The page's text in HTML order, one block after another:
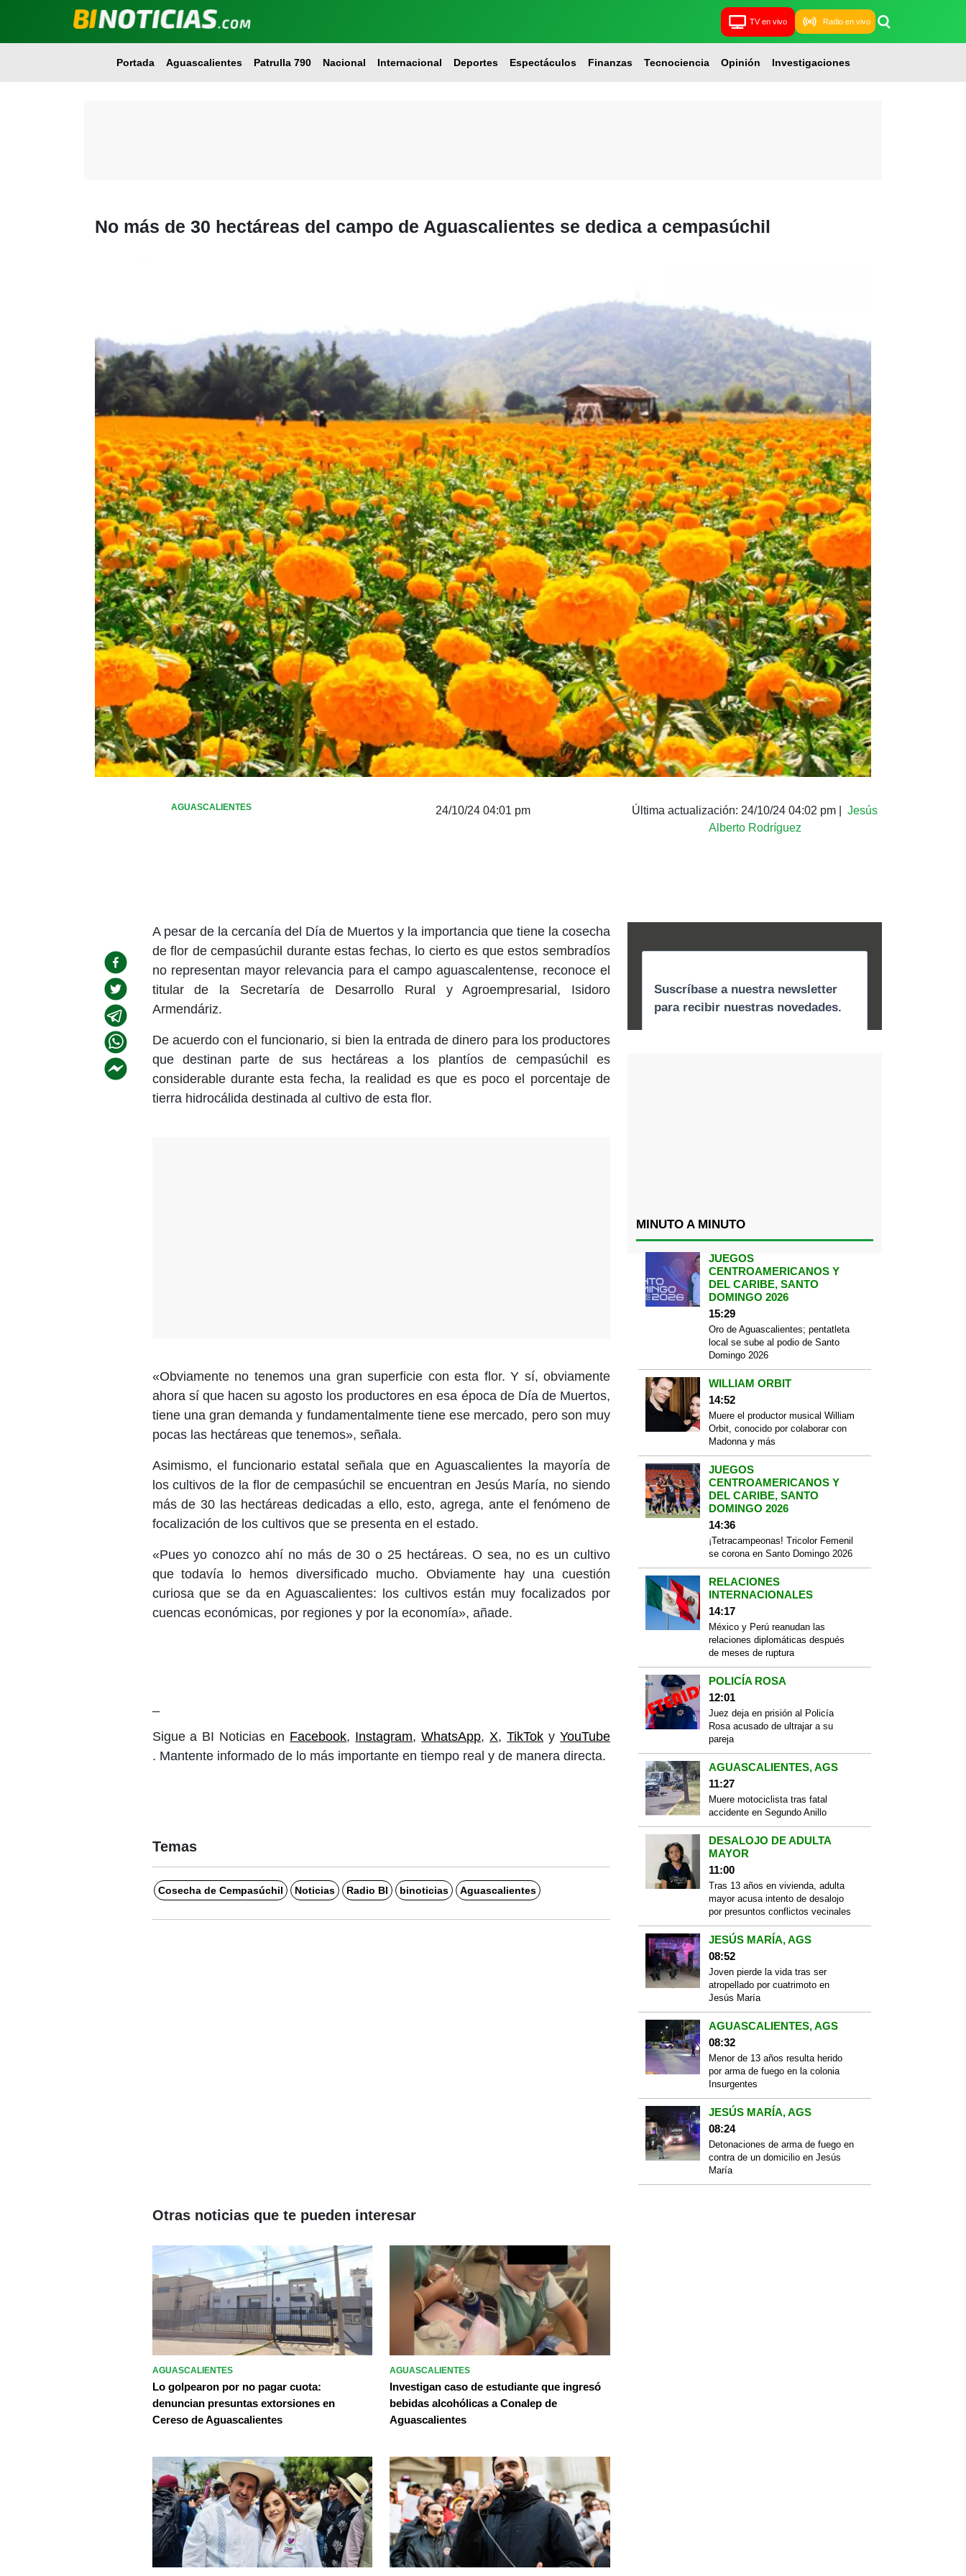
TV en vivo Radio en vivo
Portada Aguascalientes Patrulla 790 Nacional Internacional Deportes Espectáculos Finanzas Tecnociencia Opinión Investigaciones
No más de 30 hectáreas del campo de Aguascalientes se dedica a cempasúchil
AGUASCALIENTES 24/10/24 04:01 pm Última actualización: 24/10/24 04:02 pm
Jesús
Alberto Rodríguez
A pesar de la cercanía del Día de Muertos y la importancia que tiene la cosecha
de flor de cempasúchil durante estas fechas, lo cierto es que estos sembradíos
no representan mayor relevancia para el campo aguascalentense, reconoce el
titular de la Secretaría de Desarrollo Rural y Agroempresarial, Isidoro
Armendáriz.
De acuerdo con el funcionario, si bien la entrada de dinero para los productores
que destinan parte de sus hectáreas a los plantíos de cempasúchil es
considerable durante esta fecha, la realidad es que es poco el porcentaje de
tierra hidrocálida destinada al cultivo de esta flor.
«Obviamente no tenemos una gran superficie con esta flor. Y sí, obviamente
ahora sí que hacen su agosto los productores en esa época de Día de Muertos,
tiene una gran demanda y fundamentalmente tiene ese mercado, pero son muy
pocas las hectáreas que tenemos», señala.
Asimismo, el funcionario estatal señala que en Aguascalientes la mayoría de
los cultivos de la flor de cempasúchil se encuentran en Jesús María, no siendo
más de 30 las hectáreas dedicadas a ello, esto, agrega, ante el fenómeno de
focalización de los cultivos que se presenta en el estado.
«Pues yo conozco ahí no más de 30 o 25 hectáreas. O sea, no es un cultivo
que todavía lo hemos diversificado mucho. Obviamente hay una cuestión
curiosa que se da en Aguascalientes: los cultivos están muy focalizados por
cuencas económicas, por regiones y por la economía», añade.
Sigue a BI Noticias en Facebook, Instagram,WhatsApp,X,TikTok yYouTube
. Mantente informado de lo más importante en tiempo real y de manera directa.
Temas
Cosecha de Cempasúchil Noticias Radio BI binoticias Aguascalientes
MINUTO A MINUTO
JUEGOS
CENTROAMERICANOS Y
DEL CARIBE, SANTO
DOMINGO 2026
15:29
Oro de Aguascalientes; pentatleta
local se sube al podio de Santo
Domingo 2026
WILLIAM ORBIT
14:52
Muere el productor musical William
Orbit, conocido por colaborar con
Madonna y más
JUEGOS
CENTROAMERICANOS Y
DEL CARIBE, SANTO
DOMINGO 2026
14:36
¡Tetracampeonas! Tricolor Femenil
se corona en Santo Domingo 2026
RELACIONES
INTERNACIONALES
14:17
México y Perú reanudan las
relaciones diplomáticas después
de meses de ruptura
POLICÍA ROSA
12:01
Juez deja en prisión al Policía
Rosa acusado de ultrajar a su
pareja
AGUASCALIENTES, AGS
11:27
Muere motociclista tras fatal
accidente en Segundo Anillo
DESALOJO DE ADULTA
MAYOR
11:00
Tras 13 años en vivienda, adulta
mayor acusa intento de desalojo
por presuntos conflictos vecinales
JESÚS MARÍA, AGS
08:52
Joven pierde la vida tras ser
atropellado por cuatrimoto en
Jesús María
AGUASCALIENTES, AGS
08:32
Menor de 13 años resulta herido
por arma de fuego en la colonia
Insurgentes
JESÚS MARÍA, AGS
08:24
Detonaciones de arma de fuego en
contra de un domicilio en Jesús
María
Otras noticias que te pueden interesar
AGUASCALIENTES
Lo golpearon por no pagar cuota:
denuncian presuntas extorsiones en
Cereso de Aguascalientes
AGUASCALIENTES
Investigan caso de estudiante que ingresó
bebidas alcohólicas a Conalep de
Aguascalientes